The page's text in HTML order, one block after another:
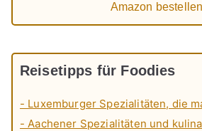
Amazon
Reisetipps für Foodies
- Luxemburger Spezialitäten, die
- Aachener Spezialitäten und